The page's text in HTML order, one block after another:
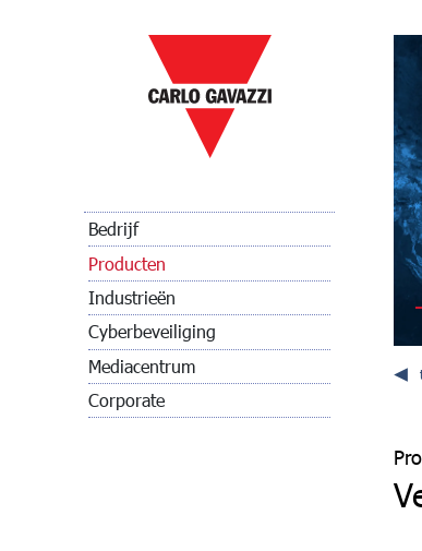
Bedrijf
Producten
Industrieën
Cyberbeveiliging
Mediacentrum
Corporate